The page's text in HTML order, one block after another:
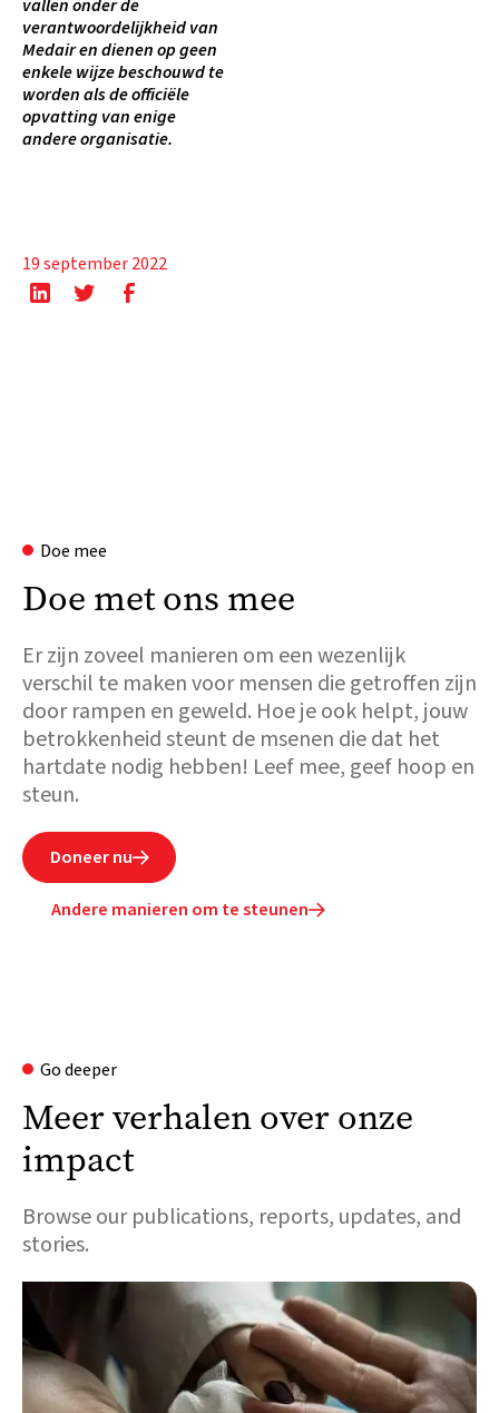
vallen onder de
verantwoordelijkheid van
Medair en dienen op geen
enkele wijze beschouwd te
worden als de officiële
opvatting van enige
andere organisatie.
19 september 2022
Doe mee
Doe met ons mee
Er zijn zoveel manieren om een wezenlijk
verschil te maken voor mensen die getroffen zijn
door rampen en geweld. Hoe je ook helpt, jouw
betrokkenheid steunt de msenen die dat het
hartdate nodig hebben! Leef mee, geef hoop en
steun.
Doneer nu
Andere manieren om te steunen
Go deeper
Meer verhalen over onze
impact
Browse our publications, reports, updates, and
stories.